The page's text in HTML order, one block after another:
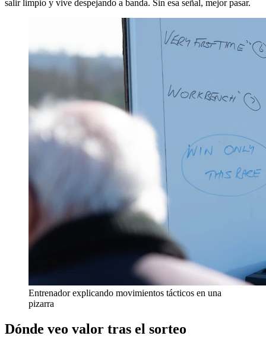
salir limpio y vive despejando a banda. Sin esa señal, mejor pasar.
Entrenador explicando movimientos tácticos en una
pizarra
Dónde veo valor tras el sorteo